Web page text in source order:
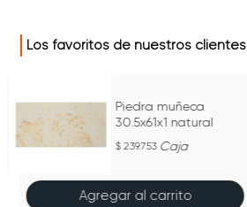
Los favoritos de nuestros clientes
Piedra muñeca
30.5x61x1 natural
239.753 Caja
Agregar al carrito